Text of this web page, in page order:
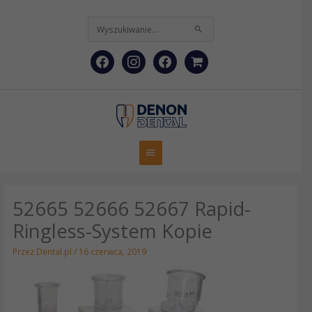
Szukaj
dla:
Główne
menu
52665 52666 52667 Rapid-
Ringless-System Kopie
Przez Dental.pl/ 16 czerwca, 2019